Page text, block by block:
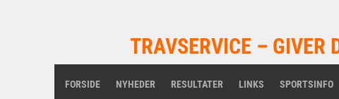
TRAVSERVICE – GIVER
FORSIDE NYHEDER RESULTATER LINKS SPORTSINFO